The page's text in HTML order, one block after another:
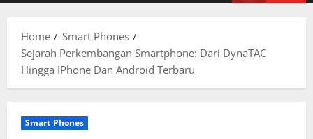
Home
Smart Phones
Sejarah Perkembangan Smartphone: Dari DynaTAC
Hingga IPhone Dan Android Terbaru
Smart Phones